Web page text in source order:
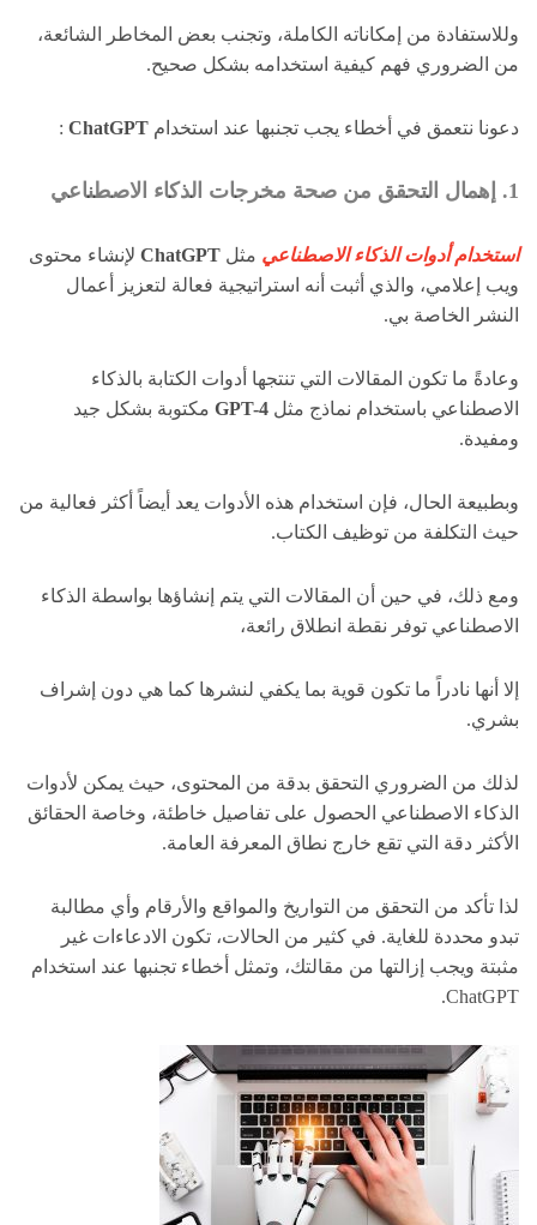
وللاستفادة من إمكاناته الكاملة، وتجنب بعض المخاطر الشائعة،
من الضروري فهم كيفية استخدامه بشكل صحيح.
دعونا نتعمق في أخطاء يجب تجنبها عند استخدام ChatGPT
:
1. إهمال التحقق من صحة مخرجات الذكاء الاصطناعي
استخدام أدوات الذكاء الاصطناعي مثل ChatGPT لإنشاء محتوى
ويب إعلامي، والذي أثبت أنه استراتيجية فعالة لتعزيز أعمال
النشر الخاصة بي.
وعادةً ما تكون المقالات التي تنتجها أدوات الكتابة بالذكاء
الاصطناعي باستخدام نماذج مثل GPT-4 مكتوبة بشكل جيد
ومفيدة.
وبطبيعة الحال، فإن استخدام هذه الأدوات يعد أيضاً أكثر فعالية من
حيث التكلفة من توظيف الكتاب.
ومع ذلك، في حين أن المقالات التي يتم إنشاؤها بواسطة الذكاء
الاصطناعي توفر نقطة انطلاق رائعة،
إلا أنها نادراً ما تكون قوية بما يكفي لنشرها كما هي دون إشراف
بشري.
لذلك من الضروري التحقق بدقة من المحتوى، حيث يمكن لأدوات
الذكاء الاصطناعي الحصول على تفاصيل خاطئة، وخاصة الحقائق
الأكثر دقة التي تقع خارج نطاق المعرفة العامة.
لذا تأكد من التحقق من التواريخ والمواقع والأرقام وأي مطالبة
تبدو محددة للغاية. في كثير من الحالات، تكون الادعاءات غير
مثبتة ويجب إزالتها من مقالتك، وتمثل أخطاء تجنبها عند استخدام
ChatGPT.